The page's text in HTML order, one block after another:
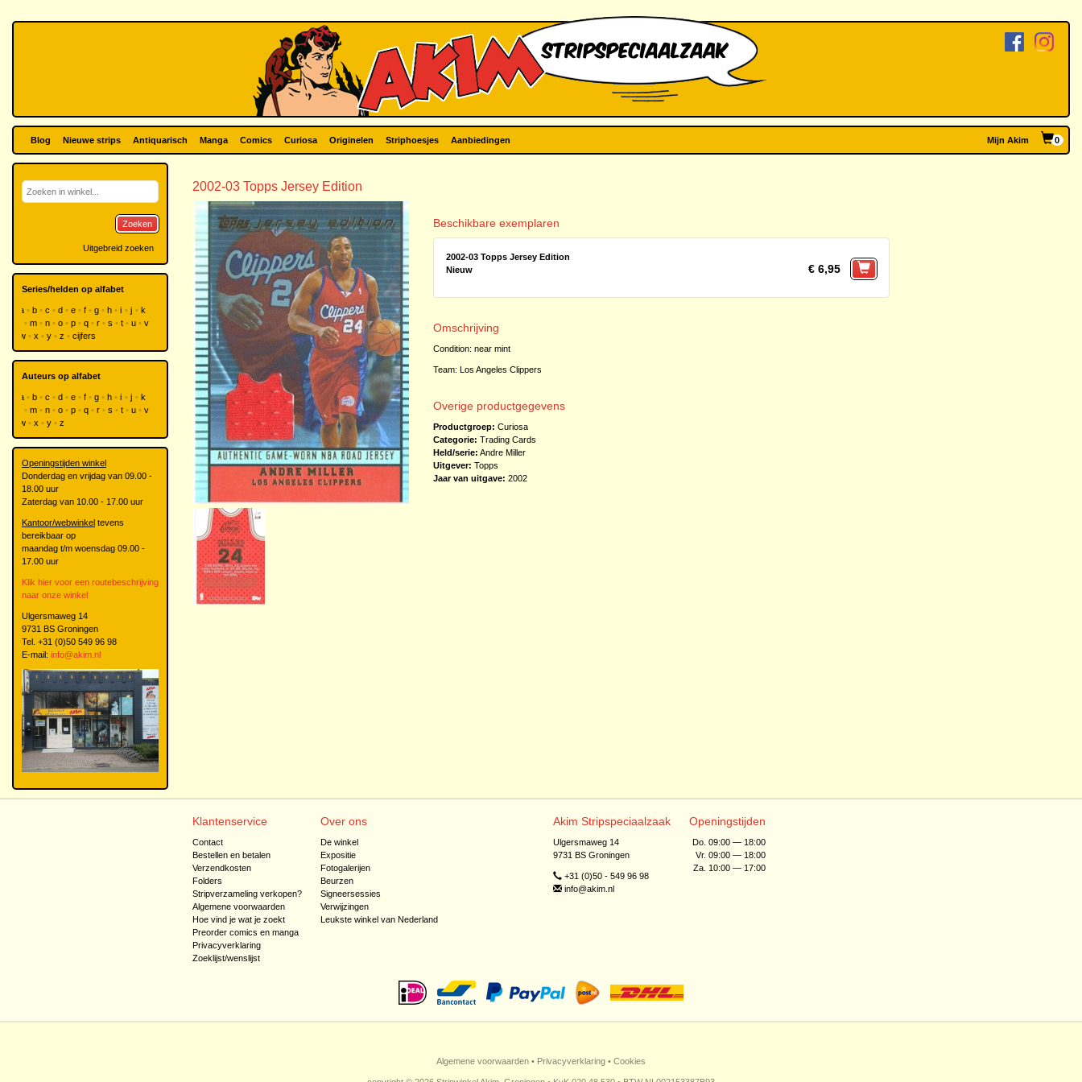
Blog Nieuwe strips Antiquarisch Manga Comics Curiosa Originelen Striphoesjes Aanbiedingen Mijn Akim 0
2002-03 Topps Jersey Edition
Beschikbare exemplaren
2002-03 Topps Jersey Edition
Nieuw
€ 6,95
Omschrijving
Condition: near mint
Team: Los Angeles Clippers
Overige productgegevens
Productgroep: Curiosa
Categorie: Trading Cards
Held/serie: Andre Miller
Uitgever: Topps
Jaar van uitgave: 2002
Zoeken
Uitgebreid zoeken
Series/helden op alfabet
a b c d e f g h i j
k
m n o p q r s t u
v
w
x y z cijfers
Auteurs op alfabet
a b c d e f g h i j
k
m n o p q r s t u
v
w
x y z
Openingstijden winkel
Donderdag en vrijdag van 09.00 -
18.00 uur
Zaterdag van 10.00 - 17.00 uur
Kantoor/webwinkel tevens
bereikbaar op
maandag t/m woensdag 09.00 -
17.00 uur
Klik hier voor een routebeschrijving
naar onze winkel
Ulgersmaweg 14
9731 BS Groningen
Tel. +31 (0)50 549 96 98
E-mail: info@akim.nl
Klantenservice
Contact
Bestellen en betalen
Verzendkosten
Folders
Stripverzameling verkopen?
Algemene voorwaarden
Hoe vind je wat je zoekt
Preorder comics en manga
Privacyverklaring
Zoeklijst/wenslijst
Over ons
De winkel
Expositie
Fotogalerijen
Beurzen
Signeersessies
Verwijzingen
Leukste winkel van Nederland
Akim Stripspeciaalzaak
Ulgersmaweg 14
9731 BS Groningen
+31 (0)50 - 549 96 98
info@akim.nl
Openingstijden
Do. 09:00 — 18:00
Vr. 09:00 — 18:00
Za. 10:00 — 17:00
Algemene voorwaarden • Privacyverklaring • Cookies